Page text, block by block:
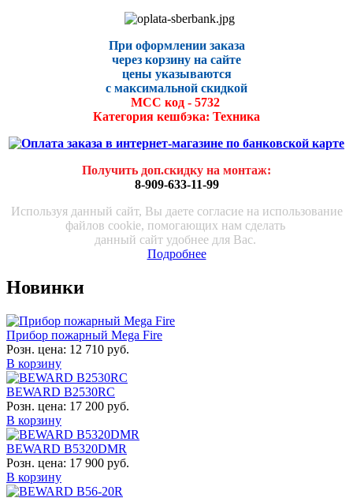
При оформлении заказа
через корзину на сайте
цены указываются
с максимальной скидкой
МСС код - 5732
Категория кешбэка: Техника
Получить доп.скидку на монтаж:
8-909-633-11-99
Используя данный сайт, Вы даете согласие на использование
файлов cookie, помогающих нам сделать
данный сайт удобнее для Вас.
Подробнее
Новинки
Прибор пожарный Mega Fire
Розн. цена: 12 710 руб.
В корзину
BEWARD B2530RC
Розн. цена: 17 200 руб.
В корзину
BEWARD B5320DMR
Розн. цена: 17 900 руб.
В корзину